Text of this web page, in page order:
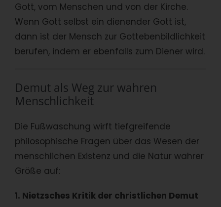
Gott, vom Menschen und von der Kirche.
Wenn Gott selbst ein dienender Gott ist,
dann ist der Mensch zur Gottebenbildlichkeit
berufen, indem er ebenfalls zum Diener wird.
Demut als Weg zur wahren
Menschlichkeit
Die Fußwaschung wirft tiefgreifende
philosophische Fragen über das Wesen der
menschlichen Existenz und die Natur wahrer
Größe auf:
1. Nietzsches Kritik der christlichen Demut